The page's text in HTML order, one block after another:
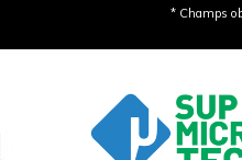
* Champs